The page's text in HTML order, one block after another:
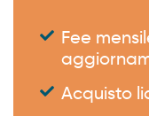
Fee
Acquisto